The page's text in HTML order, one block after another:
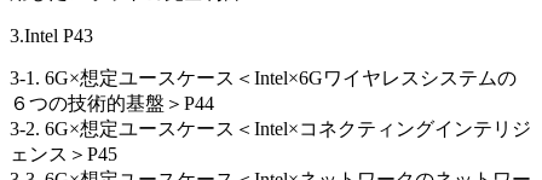
3.Intel P43
3-1. 6G×想定ユースケース＜Intel×6Gワイヤレスシステムの
６つの技術的基盤＞P44
3-2. 6G×想定ユースケース＜Intel×コネクティングインテリジ
ェンス＞P45